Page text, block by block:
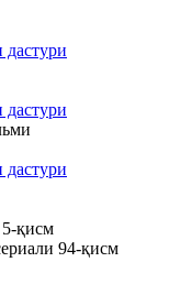
қисм
94-қисм